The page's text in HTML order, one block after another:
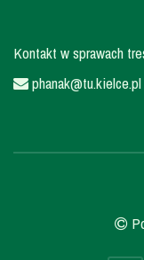
Kontakt w sprawach
phanak@tu.kielce.pl